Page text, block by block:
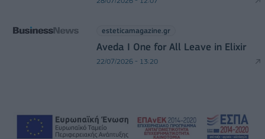
esteticamagazine.gr
Aveda I One for All Leave in Elixir
22/07/2026 - 13:20